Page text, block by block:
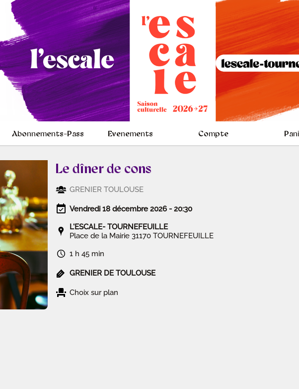
Abonnements-Pass Evenements Compte
Le dîner de cons
GRENIER TOULOUSE
Vendredi 18 décembre 2026 - 20:30
L'ESCALE- TOURNEFEUILLE
Place de la Mairie 31170 TOURNEFEUILLE
1 h 45 min
GRENIER DE TOULOUSE
Choix sur plan